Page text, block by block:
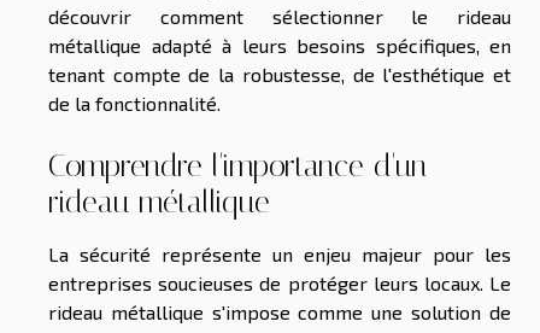
découvrir comment sélectionner le rideau
métallique adapté à leurs besoins spécifiques, en
tenant compte de la robustesse, de l'esthétique et
de la fonctionnalité.
Comprendre l'importance d'un
rideau métallique
La sécurité représente un enjeu majeur pour les
entreprises soucieuses de protéger leurs locaux. Le
rideau métallique s'impose comme une solution de